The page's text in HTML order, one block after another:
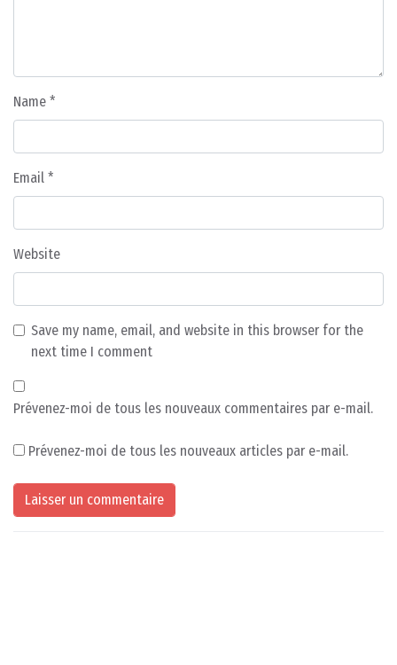
Name *
Email *
Website
Save my name, email, and website in this browser for the
next time I comment
Prévenez-moi de tous les nouveaux commentaires par e-mail.
Prévenez-moi de tous les nouveaux articles par e-mail.